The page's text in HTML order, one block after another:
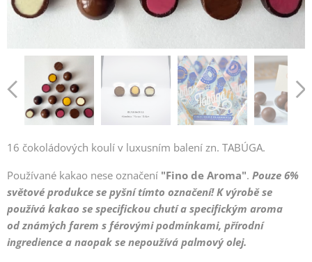
16 čokoládových koulí v luxusním balení zn. TABÚGA.
Používané kakao nese označení "Fino de Aroma". Pouze 6%
světové produkce se pyšní tímto označení! K výrobě se
používá kakao se specifickou chutí a specifickým aroma
odznámých farem s férovými podmínkami, přírodní
ingredience a naopak se nepoužívá palmový olej.